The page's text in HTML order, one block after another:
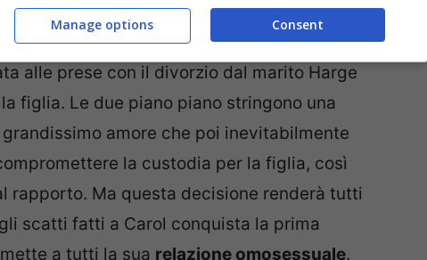
ad un grande magazzino ed è fidanzata
e senza stimoli. Un giorno sotto Natale
alle prese con il divorzio dal marito Harge
figlia. Le due piano piano stringono una
amore che poi inevitabilmente
la custodia per la figlia, così
rapporto. Ma questa decisione renderà tutti
scatti fatti a Carol conquista la prima
a tutti la sua relazione omosessuale.
Consent
Manage options